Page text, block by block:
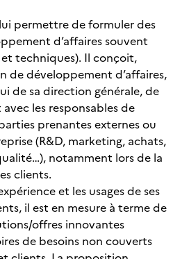
permettre de formuler des
d’affaires souvent
techniques). Il conçoit,
de développement d’affaires,
de sa direction générale, de
les responsables de
prenantes externes ou
(R&D, marketing, achats,
notamment lors de la
clients.
et les usages de ses
il est en mesure à terme de
offres innovantes
de besoins non couverts